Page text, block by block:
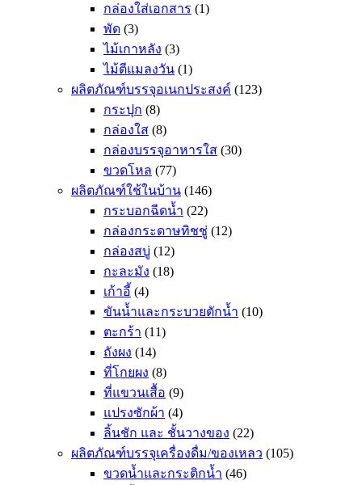
กล่องใส่เอกสาร (1)
พัด (3)
ไม้เกาหลัง (3)
ไม้ตีแมลงวัน (1)
ผลิตภัณฑ์บรรจุอเนกประสงค์ (123)
กระปุก (8)
กล่องใส (8)
กล่องบรรจุอาหารใส (30)
ขวดโหล (77)
ผลิตภัณฑ์ใช้ในบ้าน (146)
กระบอกฉีดน้ำ (22)
กล่องกระดาษทิชชู่ (12)
กล่องสบู่ (12)
กะละมัง (18)
เก้าอี้ (4)
ขันน้ำและกระบวยตักน้ำ (10)
ตะกร้า (11)
ถังผง (14)
ที่โกยผง (8)
ที่แขวนเสื้อ (9)
แปรงซักผ้า (4)
ลิ้นชัก และ ชั้นวางของ (22)
ผลิตภัณฑ์บรรจุเครื่องดื่ม/ของเหลว (105)
ขวดน้ำและกระติกน้ำ (46)